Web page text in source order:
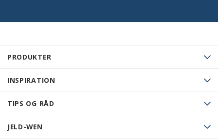
PRODUKTER
INSPIRATION
TIPS OG RÅD
JELD-WEN